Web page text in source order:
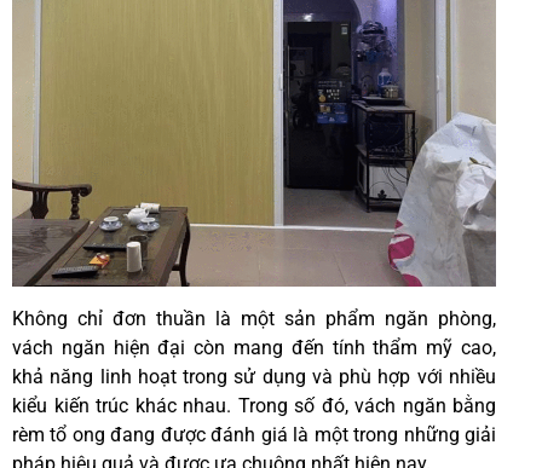
Không chỉ đơn thuần là một sản phẩm ngăn phòng,
vách ngăn hiện đại còn mang đến tính thẩm mỹ cao,
khả năng linh hoạt trong sử dụng và phù hợp với nhiều
kiểu kiến trúc khác nhau. Trong số đó, vách ngăn bằng
rèm tổ ong đang được đánh giá là một trong những giải